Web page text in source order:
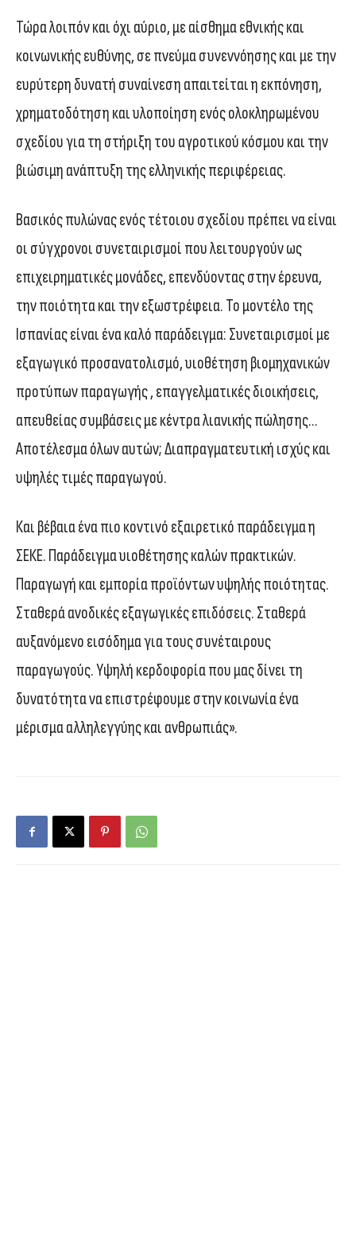
Τώρα λοιπόν και όχι αύριο, με αίσθημα εθνικής και
κοινωνικής ευθύνης, σε πνεύμα συνεννόησης και με την
ευρύτερη δυνατή συναίνεση απαιτείται η εκπόνηση,
χρηματοδότηση και υλοποίηση ενός ολοκληρωμένου
σχεδίου για τη στήριξη του αγροτικού κόσμου και την
βιώσιμη ανάπτυξη της ελληνικής περιφέρειας.
Βασικός πυλώνας ενός τέτοιου σχεδίου πρέπει να είναι
οι σύγχρονοι συνεταιρισμοί που λειτουργούν ως
επιχειρηματικές μονάδες, επενδύοντας στην έρευνα,
την ποιότητα και την εξωστρέφεια. Το μοντέλο της
Ισπανίας είναι ένα καλό παράδειγμα: Συνεταιρισμοί με
εξαγωγικό προσανατολισμό, υιοθέτηση βιομηχανικών
προτύπων παραγωγής , επαγγελματικές διοικήσεις,
απευθείας συμβάσεις με κέντρα λιανικής πώλησης…
Αποτέλεσμα όλων αυτών; Διαπραγματευτική ισχύς και
υψηλές τιμές παραγωγού.
Και βέβαια ένα πιο κοντινό εξαιρετικό παράδειγμα η
ΣΕΚΕ. Παράδειγμα υιοθέτησης καλών πρακτικών.
Παραγωγή και εμπορία προϊόντων υψηλής ποιότητας.
Σταθερά ανοδικές εξαγωγικές επιδόσεις. Σταθερά
αυξανόμενο εισόδημα για τους συνέταιρους
παραγωγούς. Yψηλή κερδοφορία που μας δίνει τη
δυνατότητα να επιστρέφουμε στην κοινωνία ένα
μέρισμα αλληλεγγύης και ανθρωπιάς».